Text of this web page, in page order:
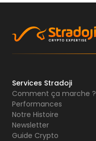
Services Stradoji
Comment ça marche ?
Performances
Notre Histoire
Newsletter
Guide Crypto